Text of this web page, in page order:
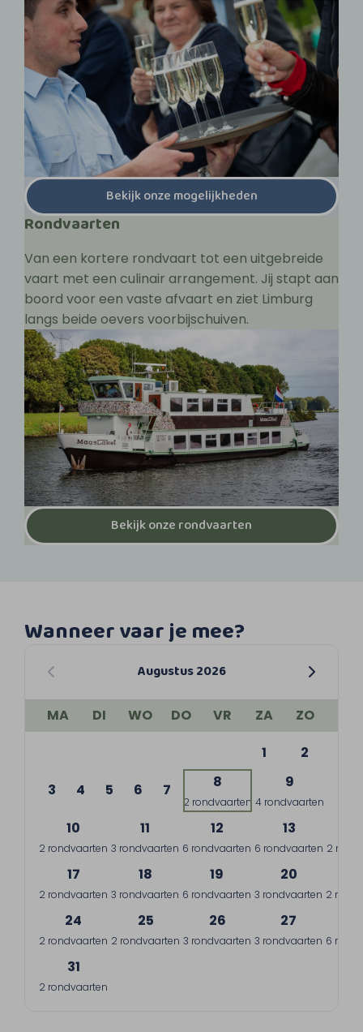
Bekijk onze mogelijkheden
Rondvaarten
Van een kortere rondvaart tot een uitgebreide
vaart met een culinair arrangement. Jij stapt aan
boord voor een vaste afvaart en ziet Limburg
langs beide oevers voorbijschuiven.
Bekijk onze rondvaarten
Wanneer vaar je mee?
Augustus 2026
MA DI WO DO VR ZA
ZO
1
2
3 4 5 6 7 8
2 rondvaarten
9
4 rondvaarten
10
2 rondvaarten
11
3 rondvaarten
12
6 rondvaarten
13
6 rondvaarten 2
17
2 rondvaarten
18
3 rondvaarten
19
6 rondvaarten
20
3 rondvaarten 2
24
2 rondvaarten
25
2 rondvaarten
26
3 rondvaarten
27
3 rondvaarten 6
31
2 rondvaarten